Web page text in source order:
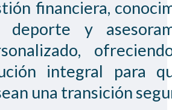
financiera,
deporte y
integral para
una transición